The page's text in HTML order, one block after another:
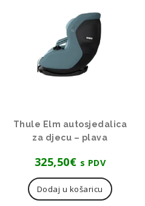
Thule Elm autosjedalica
za djecu – plava
325,50€ s PDV
Dodaj u košaricu